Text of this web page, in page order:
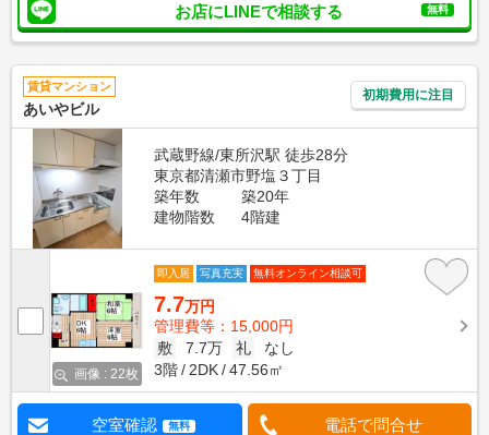
お店にLINEで相談する 無料
賃貸マンション
あいやビル
初期費用に注目
武蔵野線/東所沢駅 徒歩28分
東京都清瀬市野塩３丁目
築年数
築20年
建物階数
4階建
画像 : 22枚
即入居 写真充実 無料オンライン相談可
7.7万円
管理費等：15,000円
敷
7.7万 礼
なし
3階
2DK 47.56㎡
空室確認 無料 電話で問合せ